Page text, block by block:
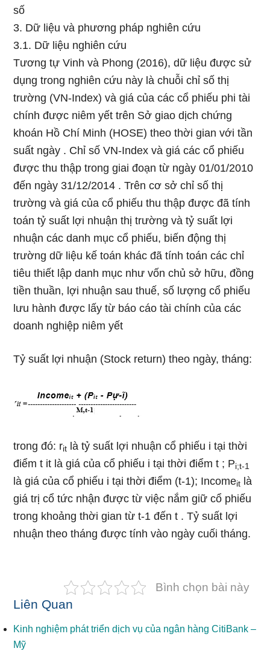
số
3. Dữ liệu và phương pháp nghiên cứu
3.1. Dữ liệu nghiên cứu
Tương tự Vinh và Phong (2016), dữ liệu được sử
dụng trong nghiên cứu này là chuỗi chỉ số thị
trường (VN-Index) và giá của các cổ phiếu phi tài
chính được niêm yết trên Sở giao dịch chứng
khoán Hồ Chí Minh (HOSE) theo thời gian với tần
suất ngày . Chỉ số VN-Index và giá các cổ phiếu
được thu thập trong giai đoạn từ ngày 01/01/2010
đến ngày 31/12/2014 . Trên cơ sở chỉ số thị
trường và giá của cổ phiếu thu thập được đã tính
toán tỷ suất lợi nhuận thị trường và tỷ suất lợi
nhuận các danh mục cổ phiếu, biến động thị
trường dữ liệu kế toán khác đã tính toán các chỉ
tiêu thiết lập danh mục như vốn chủ sở hữu, đồng
tiền thuần, lợi nhuận sau thuế, số lượng cổ phiếu
lưu hành được lấy từ báo cáo tài chính của các
doanh nghiệp niêm yết
Tỷ suất lợi nhuận (Stock return) theo ngày, tháng:
trong đó: rit là tỷ suất lợi nhuận cổ phiếu i tại thời
điểm t it là giá của cổ phiếu i tại thời điểm t ; Pi;t-1
là giá của cổ phiếu i tại thời điểm (t-1); Incomeit là
giá trị cổ tức nhận được từ việc nắm giữ cổ phiếu
trong khoảng thời gian từ t-1 đến t . Tỷ suất lợi
nhuận theo tháng được tính vào ngày cuối tháng.
Bình chọn bài này
Liên Quan
Kinh nghiệm phát triển dịch vụ của ngân hàng CitiBank –
Mỹ